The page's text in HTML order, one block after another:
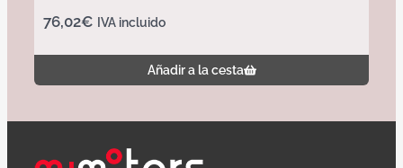
76,02€ IVA incluido
Añadir a la cesta